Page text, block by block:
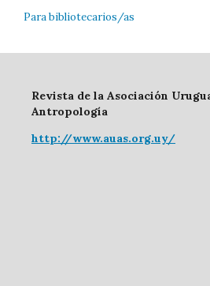
Para bibliotecarios/as
Revista de la Asociación
Antropología
http://www.auas.org.uy/